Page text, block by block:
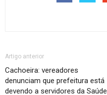
Artigo anterior
Cachoeira: vereadores
denunciam que prefeitura está
devendo a servidores da Saúde